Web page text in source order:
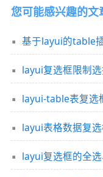
您可能感兴趣的文
基于layui的table
layui复选框限制
layui-table表复选
layui表格数据复
layui复选框的全